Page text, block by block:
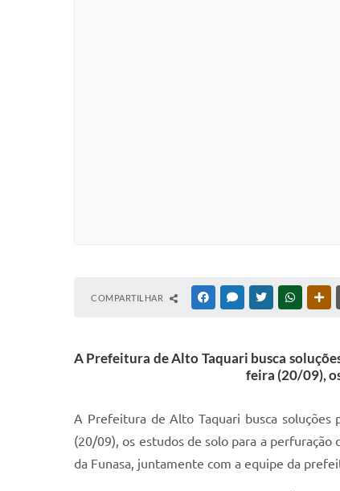
COMPARTILHAR FACEBOOKMESSENGER
TWITTER
A Prefeitura de Alto Taquari busca
feira (20/09),
A Prefeitura de Alto Taquari busca soluções
(20/09), os estudos de solo para a
da Funasa, juntamente com a equipe da